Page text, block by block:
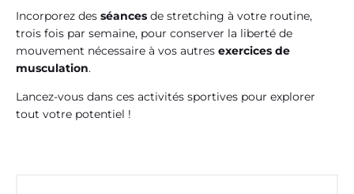
Incorporez des séances de stretching à votre routine,
trois fois par semaine, pour conserver la liberté de
mouvement nécessaire à vos autres exercices de
musculation.
Lancez-vous dans ces activités sportives pour explorer
tout votre potentiel !